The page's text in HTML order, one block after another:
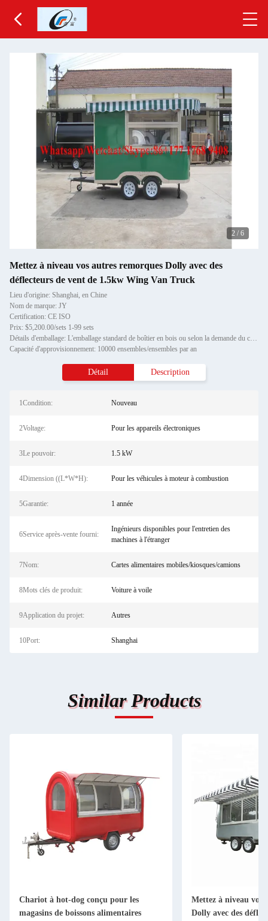
2 / 6
Mettez à niveau vos autres remorques Dolly avec des
déflecteurs de vent de 1.5kw Wing Van Truck
Lieu d'origine: Shanghai, en Chine
Nom de marque: JY
Certification: CE ISO
Prix: $5,200.00/sets 1-99 sets
Détails d'emballage: L'emballage standard de boîtier en bois ou selon la demande du client.
Capacité d'approvisionnement: 10000 ensembles/ensembles par an
Détail Description
1Condition: Nouveau
2Voltage: Pour les appareils électroniques
3Le pouvoir: 1.5 kW
4Dimension ((L*W*H): Pour les véhicules à moteur à combustion
5Garantie: 1 année
6Service après-vente fourni:
Ingénieurs disponibles pour l'entretien des
machines à l'étranger
7Nom: Cartes alimentaires mobiles/kiosques/camions
8Mots clés de produit: Voiture à voile
9Application du projet: Autres
10Port: Shanghai
Similar Products
Chariot à hot-dog conçu pour les
magasins de boissons alimentaires
Mettez à niveau vos
Dolly avec des